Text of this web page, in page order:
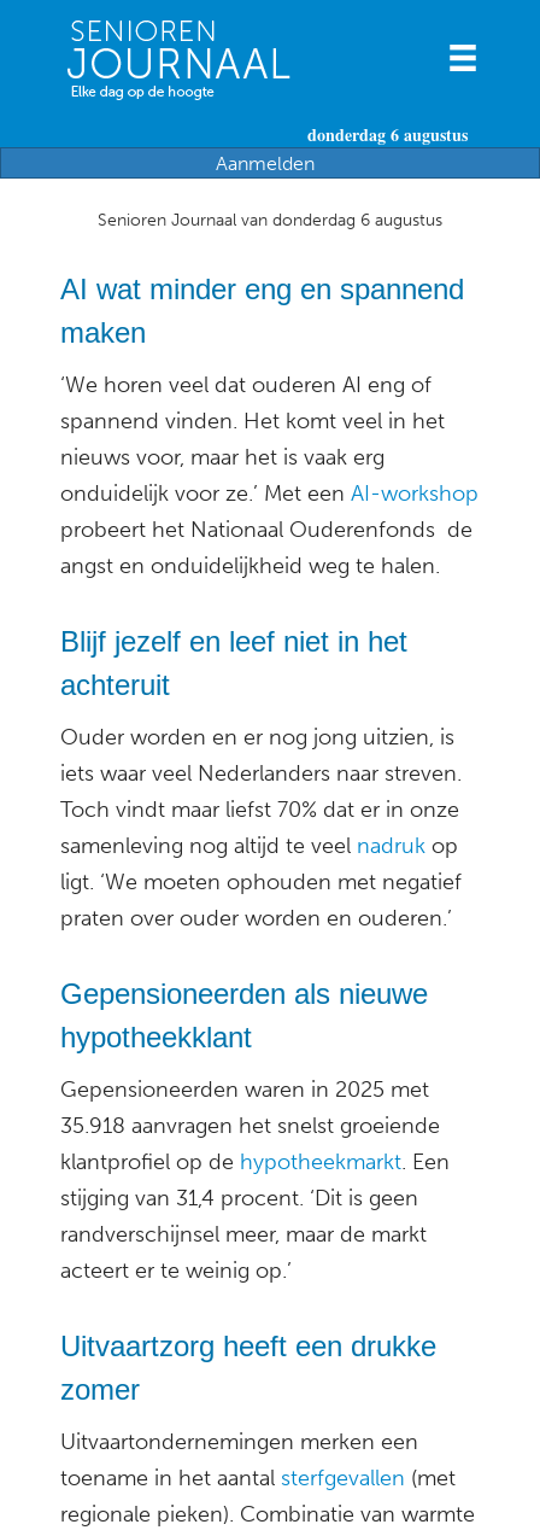
donderdag 6 augustus
Aanmelden
Senioren Journaal van donderdag 6 augustus
AI wat minder eng en spannend
maken
‘We horen veel dat ouderen AI eng of
spannend vinden. Het komt veel in het
nieuws voor, maar het is vaak erg
onduidelijk voor ze.’ Met een AI-workshop
probeert het Nationaal Ouderenfonds de
angst en onduidelijkheid weg te halen.
Blijf jezelf en leef niet in het
achteruit
Ouder worden en er nog jong uitzien, is
iets waar veel Nederlanders naar streven.
Toch vindt maar liefst 70% dat er in onze
samenleving nog altijd te veel nadruk op
ligt. ‘We moeten ophouden met negatief
praten over ouder worden en ouderen.’
Gepensioneerden als nieuwe
hypotheekklant
Gepensioneerden waren in 2025 met
35.918 aanvragen het snelst groeiende
klantprofiel op de hypotheekmarkt. Een
stijging van 31,4 procent. ‘Dit is geen
randverschijnsel meer, maar de markt
acteert er te weinig op.’
Uitvaartzorg heeft een drukke
zomer
Uitvaartondernemingen merken een
toename in het aantal sterfgevallen (met
regionale pieken). Combinatie van warmte